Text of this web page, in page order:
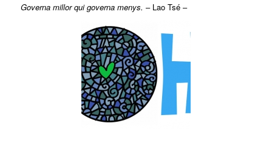
Governa millor qui governa menys. – Lao Tsé –